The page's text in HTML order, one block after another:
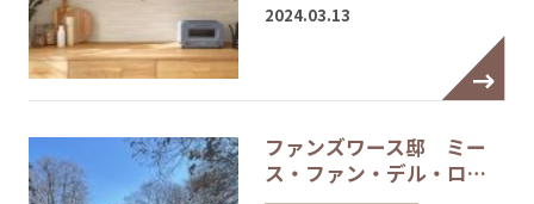
2024.03.13
ファンズワース邸 ミー
ス・ファン・デル・ロ…